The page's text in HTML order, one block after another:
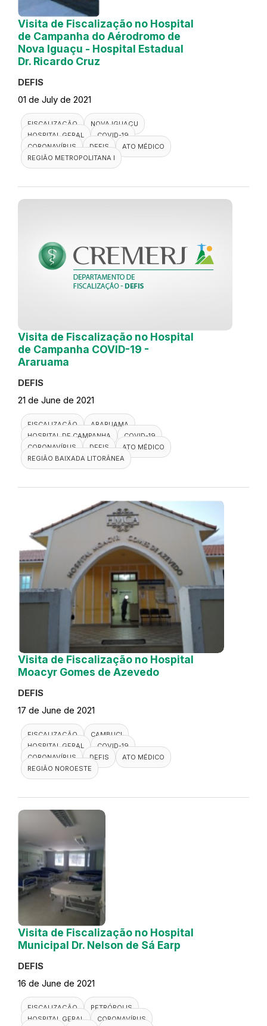
Visita de Fiscalização no Hospital
de Campanha do Aérodromo de
Nova Iguaçu - Hospital Estadual
Dr. Ricardo Cruz
DEFIS
01 de July de 2021
FISCALIZAÇÃO
NOVA IGUAÇU
HOSPITAL GERAL
COVID-19
CORONAVÍRUS
DEFIS
ATO MÉDICO
REGIÃO METROPOLITANA I
Visita de Fiscalização no Hospital
de Campanha COVID-19 -
Araruama
DEFIS
21 de June de 2021
FISCALIZAÇÃO
ARARUAMA
HOSPITAL DE CAMPANHA
COVID-19
CORONAVÍRUS
DEFIS
ATO MÉDICO
REGIÃO BAIXADA LITORÂNEA
Visita de Fiscalização no Hospital
Moacyr Gomes de Azevedo
DEFIS
17 de June de 2021
FISCALIZAÇÃO
CAMBUCI
HOSPITAL GERAL
COVID-19
CORONAVÍRUS
DEFIS
ATO MÉDICO
REGIÃO NOROESTE
Visita de Fiscalização no Hospital
Municipal Dr. Nelson de Sá Earp
DEFIS
16 de June de 2021
FISCALIZAÇÃO
PETRÓPOLIS
HOSPITAL GERAL
CORONAVÍRUS